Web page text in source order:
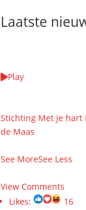
Laatste
Play
Stichting Met je hart
de Maas
See MoreSee Less
View Comments
Likes:
16